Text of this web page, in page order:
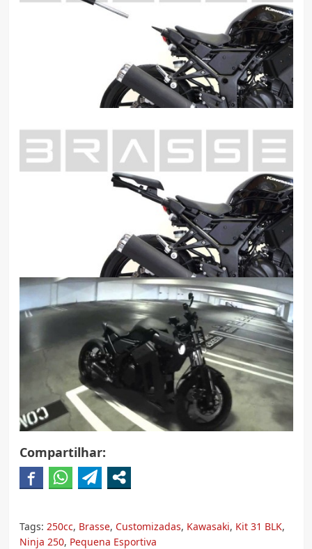
Compartilhar:
Tags: 250cc, Brasse, Customizadas, Kawasaki, Kit 31 BLK,
Ninja 250, Pequena Esportiva